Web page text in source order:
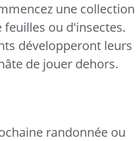
une collection
ou d'insectes.
développeront leurs
de jouer dehors.
randonnée ou